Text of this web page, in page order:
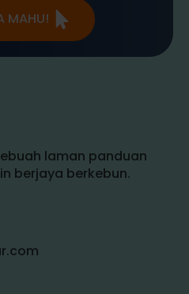
MAHU!
laman panduan
berjaya berkebun.